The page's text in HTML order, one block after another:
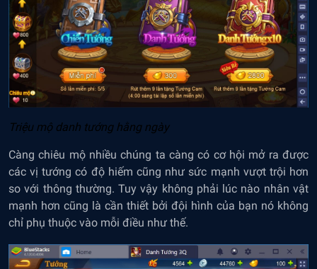
Triệu mộ danh tướng hằng ngày
Càng chiêu mộ nhiều chúng ta càng có cơ hội mở ra được
các vị tướng có độ hiếm cũng như sức mạnh vượt trội hơn
so với thông thường. Tuy vậy không phải lúc nào nhân vật
mạnh hơn cũng là cần thiết bởi đội hình của bạn nó không
chỉ phụ thuộc vào mỗi điều như thế.